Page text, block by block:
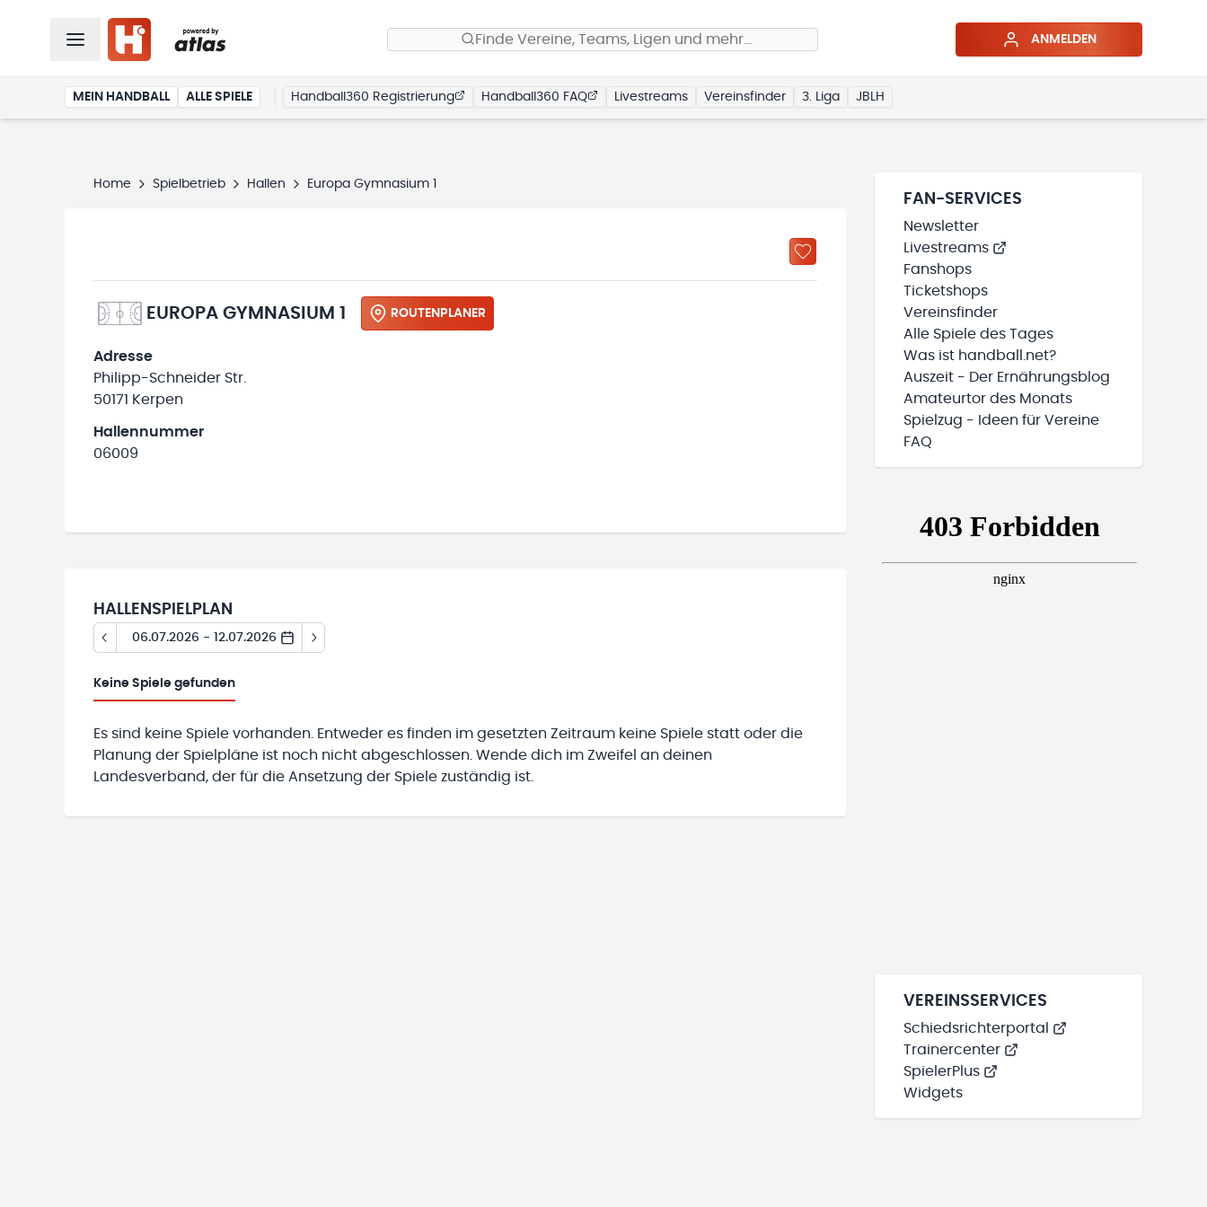
Finde Vereine, Teams, Ligen und mehr… ANMELDEN
MEIN HANDBALL ALLE SPIELE Handball360 Registrierung Handball360 FAQ Livestreams Vereinsfinder 3. Liga JBLH
Home Spielbetrieb Hallen Europa Gymnasium 1
EUROPA GYMNASIUM 1 ROUTENPLANER
Adresse
Philipp-Schneider Str.
50171 Kerpen
Hallennummer
06009
HALLENSPIELPLAN
06.07.2026 - 12.07.2026
Keine Spiele gefunden
Es sind keine Spiele vorhanden. Entweder es finden im gesetzten Zeitraum keine Spiele statt oder die
Planung der Spielpläne ist noch nicht abgeschlossen. Wende dich im Zweifel an deinen
Landesverband, der für die Ansetzung der Spiele zuständig ist.
FAN-SERVICES
Newsletter
Livestreams
Fanshops
Ticketshops
Vereinsfinder
Alle Spiele des Tages
Was ist handball.net?
Auszeit - Der Ernährungsblog
Amateurtor des Monats
Spielzug - Ideen für Vereine
FAQ
VEREINSSERVICES
Schiedsrichterportal
Trainercenter
SpielerPlus
Widgets